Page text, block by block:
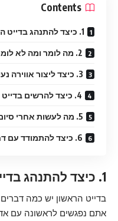
Contents
1. כיצד להתנהג בדייט הראשון
2. מה לומר ומה לא לומר בדייט הראשון
3. כיצד ליצור אווירה נעימה בדייט הראשון
4. כיצד להרשים בדייט הראשון
5. מה לעשות אחרי סיום הדייט הראשון
6. כיצד להתמודד עם דחיית דייט אחרי הראשון
1. כיצד להתנהג בדייט הראשון
בדייט הראשון יש כמה
אתם נפגשים לראשונה עם